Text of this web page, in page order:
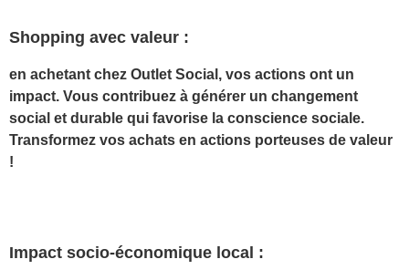
Shopping avec valeur :
en achetant chez Outlet Social, vos actions ont un
impact. Vous contribuez à générer un changement
social et durable qui favorise la conscience sociale.
Transformez vos achats en actions porteuses de valeur
!
Impact socio-économique local :